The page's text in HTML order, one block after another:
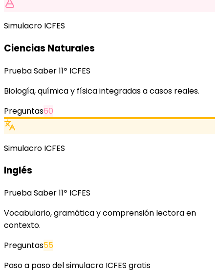
Simulacro ICFES
Ciencias Naturales
Prueba Saber 11º ICFES
Biología, química y física integradas a casos reales.
Preguntas60
Simulacro ICFES
Inglés
Prueba Saber 11º ICFES
Vocabulario, gramática y comprensión lectora en
contexto.
Preguntas55
Paso a paso del simulacro ICFES gratis